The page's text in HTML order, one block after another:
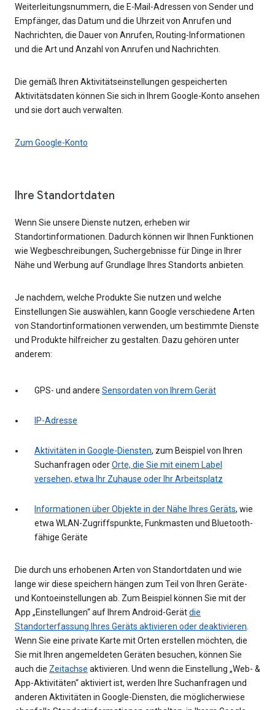
Weiterleitungsnummern, die E-Mail-Adressen von Sender und
Empfänger, das Datum und die Uhrzeit von Anrufen und
Nachrichten, die Dauer von Anrufen, Routing-Informationen
und die Art und Anzahl von Anrufen und Nachrichten.
Die gemäß Ihren Aktivitätseinstellungen gespeicherten
Aktivitätsdaten können Sie sich in Ihrem Google-Konto ansehen
und sie dort auch verwalten.
Zum Google-Konto
Ihre Standortdaten
Wenn Sie unsere Dienste nutzen, erheben wir
Standortinformationen. Dadurch können wir Ihnen Funktionen
wie Wegbeschreibungen, Suchergebnisse für Dinge in Ihrer
Nähe und Werbung auf Grundlage Ihres Standorts anbieten.
Je nachdem, welche Produkte Sie nutzen und welche
Einstellungen Sie auswählen, kann Google verschiedene Arten
von Standortinformationen verwenden, um bestimmte Dienste
und Produkte hilfreicher zu gestalten. Dazu gehören unter
anderem:
GPS- und andere Sensordaten von Ihrem Gerät
IP-Adresse
Aktivitäten in Google-Diensten, zum Beispiel von Ihren
Suchanfragen oderOrte, die Sie mit einem Label
versehen, etwa Ihr Zuhause oder Ihr Arbeitsplatz
Informationen über Objekte in der Nähe Ihres Geräts, wie
etwa WLAN-Zugriffspunkte, Funkmasten und Bluetooth-
fähige Geräte
Die durch uns erhobenen Arten von Standortdaten und wie
lange wir diese speichern hängen zum Teil von Ihren Geräte-
und Kontoeinstellungen ab. Zum Beispiel können Sie mit der
App „Einstellungen“ auf Ihrem Android-Gerätdie
Standorterfassung Ihres Geräts aktivieren oder deaktivieren.
Wenn Sie eine private Karte mit Orten erstellen möchten, die
Sie mit Ihren angemeldeten Geräten besuchen, können Sie
auch die Zeitachse aktivieren. Und wenn die Einstellung „Web- &
App-Aktivitäten“ aktiviert ist, werden Ihre Suchanfragen und
anderen Aktivitäten in Google-Diensten, die möglicherwiese